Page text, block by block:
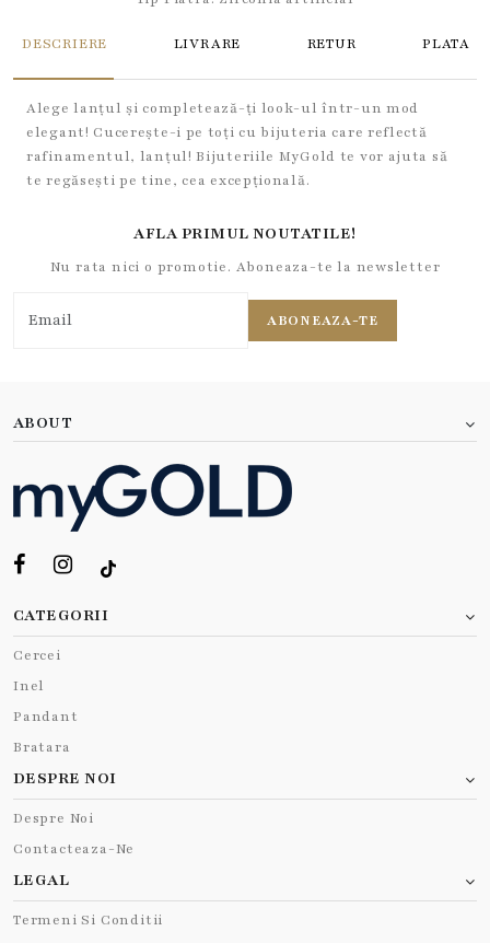
DESCRIERE LIVRARE RETUR PLATA
Alege lanțul și completează-ți look-ul într-un mod
elegant! Cucerește-i pe toți cu bijuteria care reflectă
rafinamentul, lanțul! Bijuteriile MyGold te vor ajuta să
te regăsești pe tine, cea excepțională.
AFLA PRIMUL NOUTATILE!
Nu rata nici o promotie. Aboneaza-te la newsletter
ABONEAZA-TE
ABOUT
CATEGORII
Cercei
Inel
Pandant
Bratara
DESPRE NOI
Despre Noi
Contacteaza-Ne
LEGAL
Termeni Si Conditii